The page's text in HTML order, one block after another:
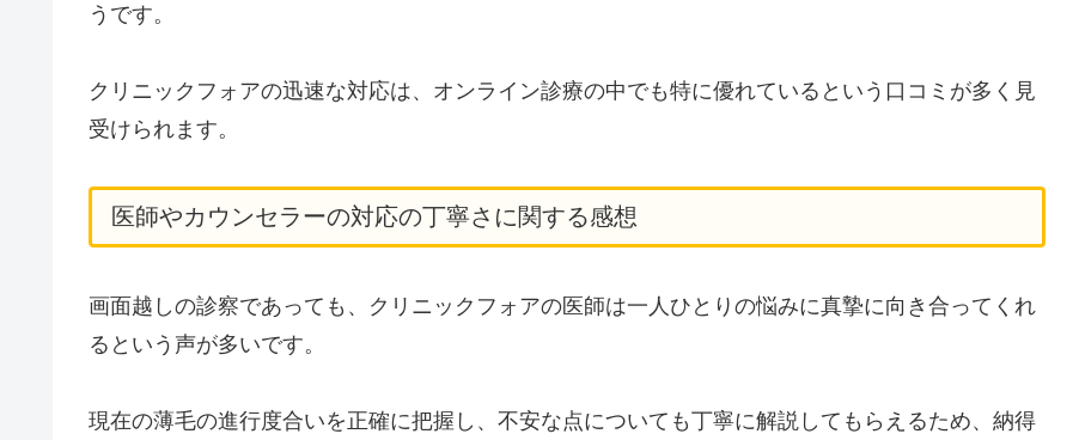
うです。
クリニックフォアの迅速な対応は、オンライン診療の中でも特に優れているという口コミが多く見
受けられます。
医師やカウンセラーの対応の丁寧さに関する感想
画面越しの診察であっても、クリニックフォアの医師は一人ひとりの悩みに真摯に向き合ってくれ
るという声が多いです。
現在の薄毛の進行度合いを正確に把握し、不安な点についても丁寧に解説してもらえるため、納得